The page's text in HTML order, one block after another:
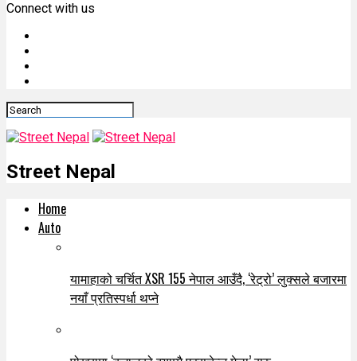
Connect with us
Street Nepal
Home
Auto
यामाहाको चर्चित XSR 155 नेपाल आउँदै, ‘रेट्रो’ लुक्सले बजारमा
नयाँ प्रतिस्पर्धा थप्ने